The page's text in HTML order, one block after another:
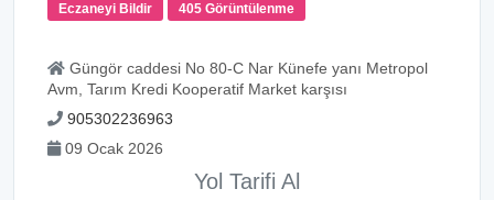
Eczaneyi Bildir 405 Görüntülenme
Güngör caddesi No 80-C Nar Künefe yanı Metropol
Avm, Tarım Kredi Kooperatif Market karşısı
905302236963
09 Ocak 2026
Yol Tarifi Al